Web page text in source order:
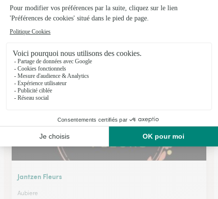
A Coeur Fleuri
Perignat Sur Allier
10, avenue de l'Allier
Voir la boutique
Jantzen Fleurs
Aubiere